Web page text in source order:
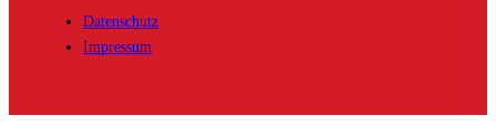
Datenschutz
Impressum